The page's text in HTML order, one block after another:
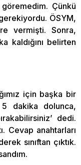
Çünkü
ÖSYM,
vermişti. Sonra,
kaldığını belirten
için başka bir
dakika dolunca,
dedi.
Cevap anahtarları
sınıftan çıktık.